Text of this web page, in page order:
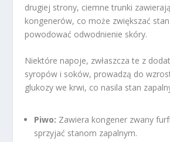
drugiej strony, ciemne trunki
kongenerów, co może zwiększać
powodować odwodnienie skóry.
Niektóre napoje, zwłaszcza te z
syropów i soków, prowadzą do
glukozy we krwi, co nasila stan
Piwo: Zawiera kongener zwany
sprzyjać stanom zapalnym.